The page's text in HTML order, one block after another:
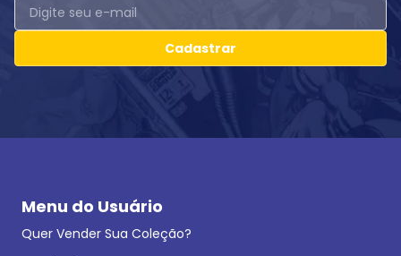
Cadastrar
Menu do Usuário
Quer Vender Sua Coleção?